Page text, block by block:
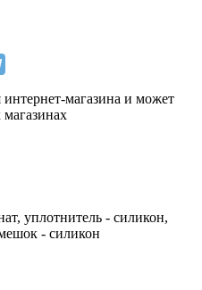
интернет-магазина и может
уплотнитель - силикон,
- силикон